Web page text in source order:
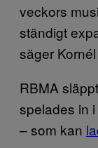
veckors
ständigt
säger
RBMA
spelades in
–som kan